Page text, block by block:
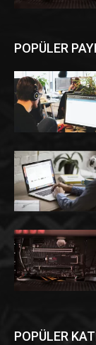
POPÜLER
POPÜLER